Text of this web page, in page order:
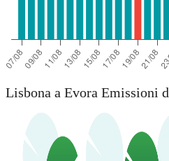
Lisbona a Evora Emissioni